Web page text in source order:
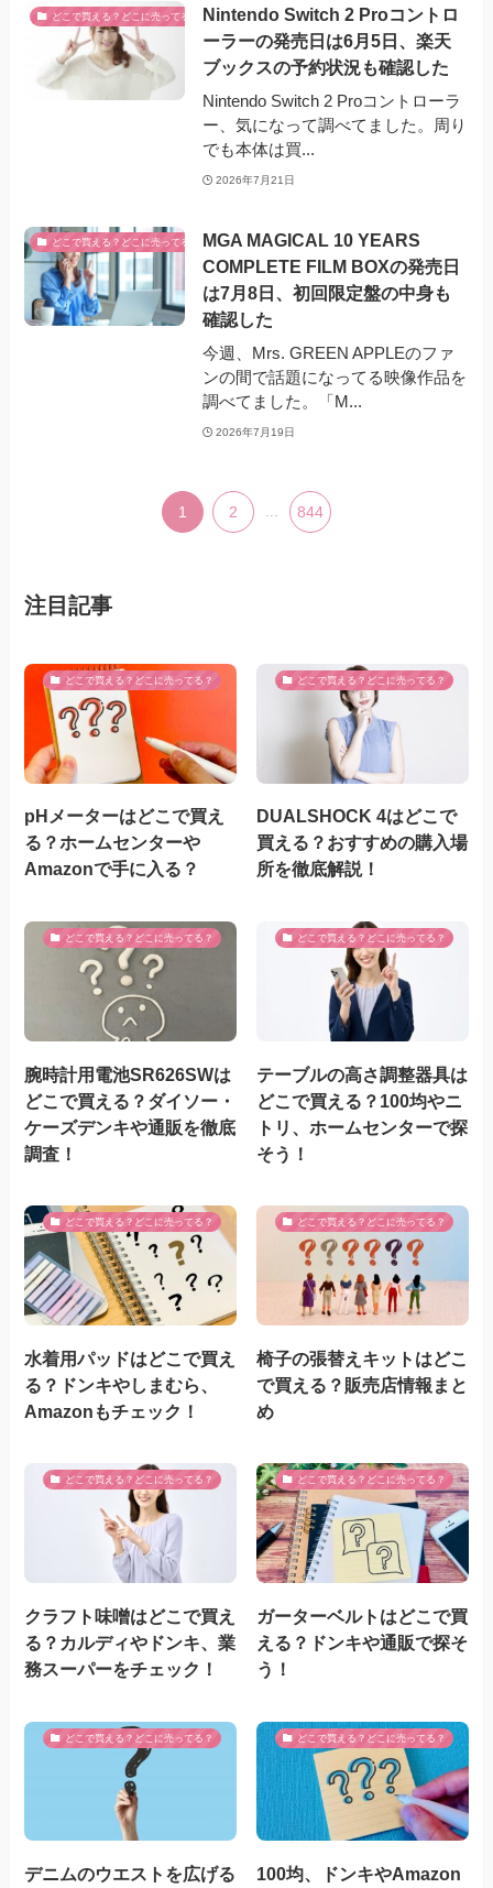
どこで買える？どこに売ってる？
Nintendo Switch 2 Proコントロ
ーラーの発売日は6月5日、楽天
ブックスの予約状況も確認した
Nintendo Switch 2 Proコントローラ
ー、気になって調べてました。周り
でも本体は買...
2026年7月21日
どこで買える？どこに売ってる？
MGA MAGICAL 10 YEARS
COMPLETE FILM BOXの発売日
は7月8日、初回限定盤の中身も
確認した
今週、Mrs. GREEN APPLEのファ
ンの間で話題になってる映像作品を
調べてました。「M...
2026年7月19日
1 2 ... 844
注目記事
どこで買える？どこに売ってる？
pHメーターはどこで買え
る？ホームセンターや
Amazonで手に入る？
どこで買える？どこに売ってる？
DUALSHOCK 4はどこで
買える？おすすめの購入場
所を徹底解説！
どこで買える？どこに売ってる？
腕時計用電池SR626SWは
どこで買える？ダイソー・
ケーズデンキや通販を徹底
調査！
どこで買える？どこに売ってる？
テーブルの高さ調整器具は
どこで買える？100均やニ
トリ、ホームセンターで探
そう！
どこで買える？どこに売ってる？
水着用パッドはどこで買え
る？ドンキやしまむら、
Amazonもチェック！
どこで買える？どこに売ってる？
椅子の張替えキットはどこ
で買える？販売店情報まと
め
どこで買える？どこに売ってる？
クラフト味噌はどこで買え
る？カルディやドンキ、業
務スーパーをチェック！
どこで買える？どこに売ってる？
ガーターベルトはどこで買
える？ドンキや通販で探そ
う！
どこで買える？どこに売ってる？
デニムのウエストを広げる
どこで買える？どこに売ってる？
100均、ドンキやAmazon